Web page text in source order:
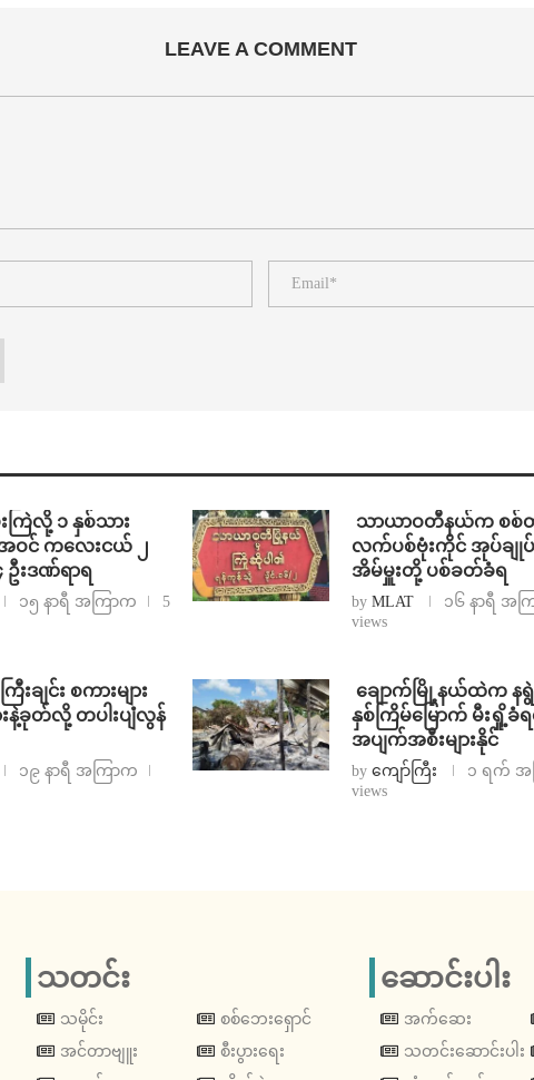
LEAVE A COMMENT
ကြဲလို့ ၁ နှစ်သား
ဝင် ကလေးငယ် ၂
ဦးဒဏ်ရာရ
၁၅ နာရီ အကြာက
5
သာယာဝတီနယ်က စစ်
လက်ပစ်ဗုံးကိုင် အုပ်ချုပ်ရ
အိမ်မှူးတို့ ပစ်ခတ်ခံရ
by MLAT ၁၆ နာရီ အက
views
ြီးချင်း စကားများ
ားနဲ့ခုတ်လို့ တပါးပျံလွန်
၁၉ နာရီ အကြာက
ချောက်မြို့နယ်ထဲက န
နှစ်ကြိမ်မြောက် မီးရှို့ခံရ
အပျက်အစီးများနိုင်
by ကျော်ကြီး ၁ ရက် အ
views
သတင်း
သမိုင်း
အင်တာဗျူး
စစ်ဘေးရှောင်
စီးပွားရေး
ဆောင်းပါး
အက်ဆေး
သတင်းဆောင်းပါး